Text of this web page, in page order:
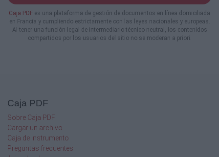
Caja PDF es una plataforma de gestión de documentos en línea domiciliada
en Francia y cumpliendo estrictamente con las leyes nacionales y europeas.
Al tener una función legal de intermediario técnico neutral, los contenidos
compartidos por los usuarios del sitio no se moderan a priori.
Caja PDF
Sobre Caja PDF
Cargar un archivo
Caja de instrumento
Preguntas frecuentes